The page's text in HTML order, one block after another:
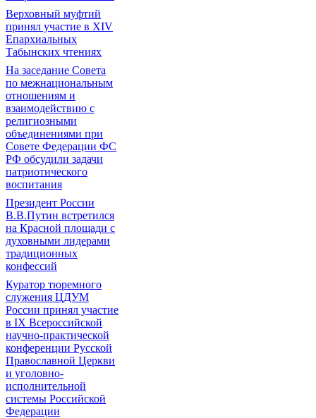
Верховный муфтий
принял участие в ХIV
Епархиальных
Табынских чтениях
На заседание Совета
по межнациональным
отношениям и
взаимодействию с
религиозными
объединениями при
Совете Федерации ФС
РФ обсудили задачи
патриотического
воспитания
Президент России
В.В.Путин встретился
на Красной площади с
духовными лидерами
традиционных
конфессий
Куратор тюремного
служения ЦДУМ
России принял участие
в IX Всероссийской
научно-практической
конференции Русской
Православной Церкви
и уголовно-
исполнительной
системы Российской
Федерации